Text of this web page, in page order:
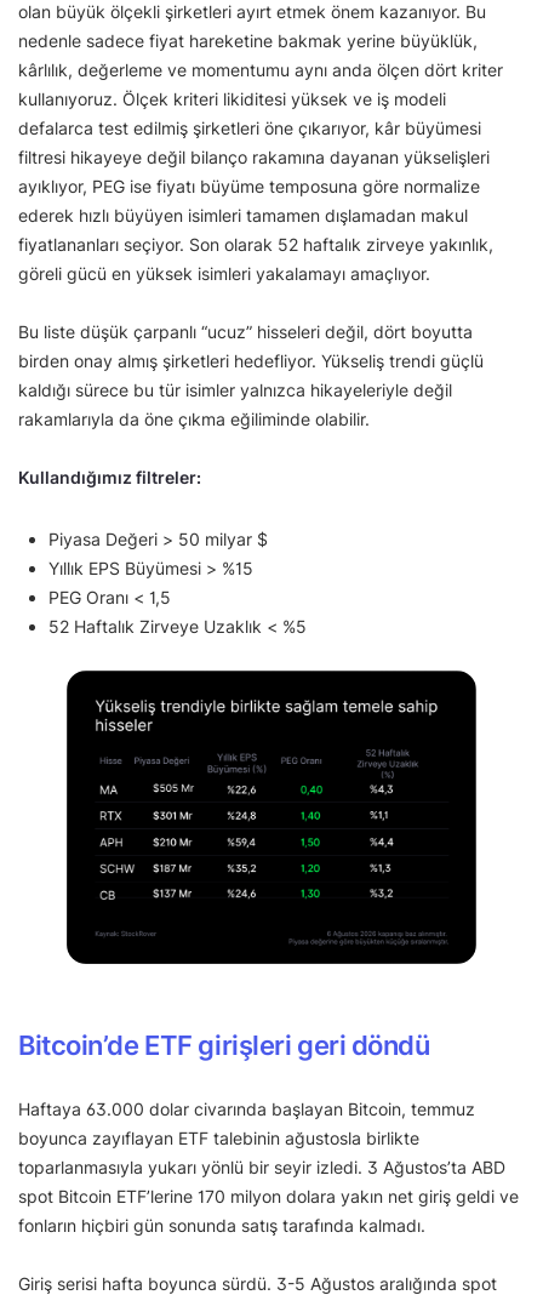
olan büyük ölçekli şirketleri ayırt etmek önem kazanıyor. Bu
nedenle sadece fiyat hareketine bakmak yerine büyüklük,
kârlılık, değerleme ve momentumu aynı anda ölçen dört kriter
kullanıyoruz. Ölçek kriteri likiditesi yüksek ve iş modeli
defalarca test edilmiş şirketleri öne çıkarıyor, kâr büyümesi
filtresi hikayeye değil bilanço rakamına dayanan yükselişleri
ayıklıyor, PEG ise fiyatı büyüme temposuna göre normalize
ederek hızlı büyüyen isimleri tamamen dışlamadan makul
fiyatlananları seçiyor. Son olarak 52 haftalık zirveye yakınlık,
göreli gücü en yüksek isimleri yakalamayı amaçlıyor.
Bu liste düşük çarpanlı “ucuz” hisseleri değil, dört boyutta
birden onay almış şirketleri hedefliyor. Yükseliş trendi güçlü
kaldığı sürece bu tür isimler yalnızca hikayeleriyle değil
rakamlarıyla da öne çıkma eğiliminde olabilir.
Kullandığımız filtreler:
Piyasa Değeri > 50 milyar $
Yıllık EPS Büyümesi > %15
PEG Oranı < 1,5
52 Haftalık Zirveye Uzaklık < %5
Bitcoin’de ETF girişleri geri döndü
Haftaya 63.000 dolar civarında başlayan Bitcoin, temmuz
boyunca zayıflayan ETF talebinin ağustosla birlikte
toparlanmasıyla yukarı yönlü bir seyir izledi. 3 Ağustos’ta ABD
spot Bitcoin ETF’lerine 170 milyon dolara yakın net giriş geldi ve
fonların hiçbiri gün sonunda satış tarafında kalmadı.
Giriş serisi hafta boyunca sürdü. 3-5 Ağustos aralığında spot